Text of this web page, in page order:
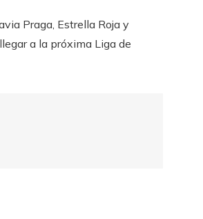
Praga, Estrella Roja y
a la próxima Liga de